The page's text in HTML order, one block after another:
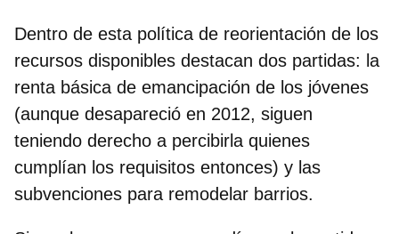
Dentro de esta política de reorientación de los
recursos disponibles destacan dos partidas: la
renta básica de emancipación de los jóvenes
(aunque desapareció en 2012, siguen
teniendo derecho a percibirla quienes
cumplían los requisitos entonces) y las
subvenciones para remodelar barrios.